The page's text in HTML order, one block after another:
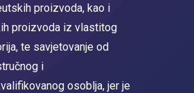
proizvoda, kao i
proizvoda iz vlastitog
te savjetovanje od
i
osoblja, jer je